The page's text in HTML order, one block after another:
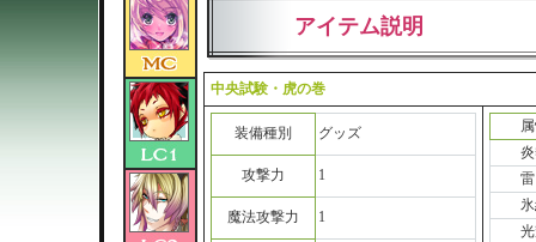
アイテム説明
中央試験・虎の巻
装備種別 グッズ
攻撃力 1
魔法攻撃力 1